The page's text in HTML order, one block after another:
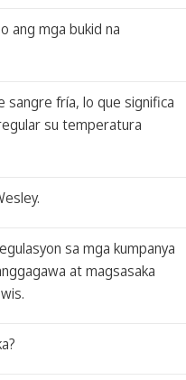
ang mga bukid na
sangre fría, lo que significa
su temperatura
sa mga kumpanya
at magsasaka